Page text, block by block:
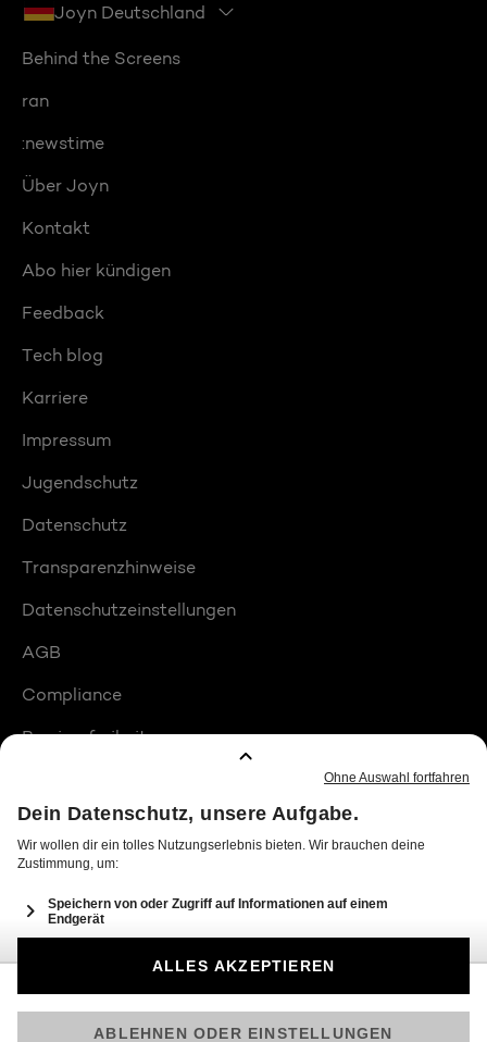
Joyn Deutschland
Behind the Screens
ran
:newstime
Über Joyn
Kontakt
Abo hier kündigen
Feedback
Tech blog
Karriere
Impressum
Jugendschutz
Datenschutz
Transparenzhinweise
Datenschutzeinstellungen
AGB
Compliance
Barrierefreiheit